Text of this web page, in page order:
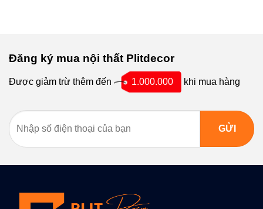
Đăng ký mua nội thất Plitdecor
Được giảm trừ thêm đến 1.000.000 khi mua hàng